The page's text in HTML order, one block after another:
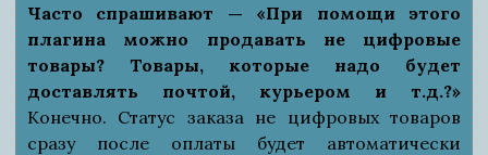
Часто спрашивают — «При помощи этого
плагина можно продавать не цифровые
товары? Товары, которые надо будет
доставлять почтой, курьером и т.д.?»
Конечно. Статус заказа не цифровых товаров
сразу после оплаты будет автоматически